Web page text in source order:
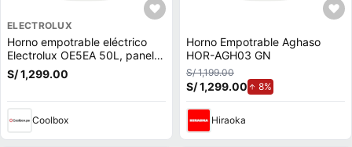
ELECTROLUX
Horno empotrable eléctrico
Electrolux OE5EA 50L, panel
touch, AirFry, convección,
negro
S/ 1,299.00
Coolbox
Horno Empotrable Aghaso
HOR-AGH03 GN
S/ 1,199.00
S/ 1,299.00 8%
Hiraoka